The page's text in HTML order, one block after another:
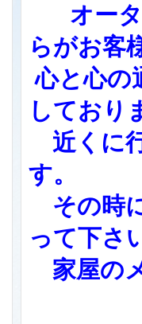
オー
らがお客
心と心の
しており
近くに
す。
その時
って下さ
家屋の